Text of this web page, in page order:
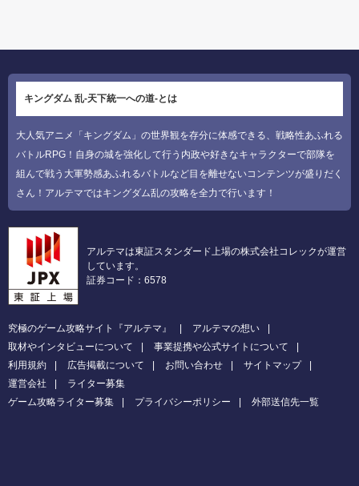
キングダム 乱-天下統一への道-とは
大人気アニメ「キングダム」の世界観を存分に体感できる、戦略性あふれる
バトルRPG！自身の城を強化して行う内政や好きなキャラクターで部隊を
組んで戦う大軍勢感あふれるバトルなど目を離せないコンテンツが盛りだく
さん！アルテマではキングダム乱の攻略を全力で行います！
アルテマは東証スタンダード上場の株式会社コレックが運営
しています。
証券コード：6578
究極のゲーム攻略サイト『アルテマ』
アルテマの想い
取材やインタビューについて
事業提携や公式サイトについて
利用規約
広告掲載について お問い合わせ
サイトマップ
運営会社
ライター募集
ゲーム攻略ライター募集
プライバシーポリシー 外部送信先一覧